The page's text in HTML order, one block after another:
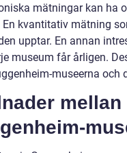
mätningar kan ha
En kvantitativ mätning
upptar. En annan
museum får årligen.
museerna och